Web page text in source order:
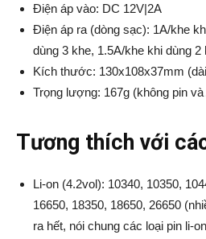
Điện áp vào: DC 12V|2A
Điện áp ra (dòng sạc): 1A/khe
dùng 3 khe, 1.5A/khe khi dùng 2
Kích thước: 130x108x37mm
Trọng lượng: 167g (không pin và
Tương thích với
Li-on (4.2vol): 10340, 10350,
16650, 18350, 18650, 26650
ra hết, nói chung các loại pin li-